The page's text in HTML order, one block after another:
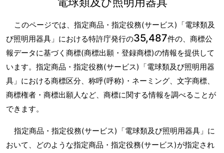
このページでは、指定商品・指定役務(サービス)「電球類及
び照明用器具」における特許庁発行の35,487件の、商標公
報データに基づく商標(商標出願・登録商標)の情報を提供して
います。指定商品・指定役務(サービス)「電球類及び照明用器
具」における商標区分、称呼(呼称)・ネーミング、文字商標、
商標権者・商標出願人など、商標に関する情報を調べることが
できます。
指定商品・指定役務(サービス)「電球類及び照明用器具」に
おいて、どのような指定商品・指定役務(サービス)が指定され